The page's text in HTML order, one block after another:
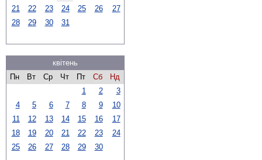
21
22 23 24 25 26
27
28
29 30 31
квітень
Пн
Вт Ср Чт Пт Сб
Нд
1
2
3
4
5 6 7 8 9
10
11
12 13 14 15 16
17
18
19 20 21 22 23
24
25
26 27 28 29 30